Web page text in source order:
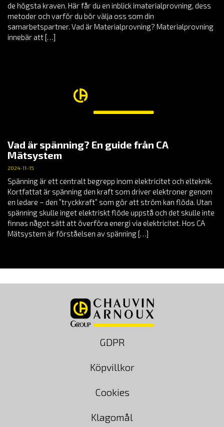
de högsta kraven. Här får du en inblick imaterialprovning, dess
metoder och varför du bör välja oss som din
samarbetspartner. Vad är Materialprovning? Materialprovning
innebär att […]
Vad är spänning? En guide från CA
Mätsystem
2024-11-15
Spänning är ett centralt begrepp inom elektricitet och elteknik.
Kortfattat är spänning den kraft som driver elektroner genom
en ledare – den ”tryckkraft” som gör att ström kan flöda. Utan
spänning skulle inget elektriskt flöde uppstå och det skulle inte
finnas något sätt att överföra energi via elektricitet. Hos CA
Mätsystem är förståelsen av spänning […]
GDPR
Köpvillkor
Cookies
Klagomål